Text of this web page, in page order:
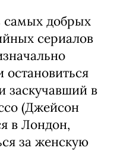
самых добрых
сериалов
остановиться
заскучавший в
(Джейсон
в Лондон,
за женскую